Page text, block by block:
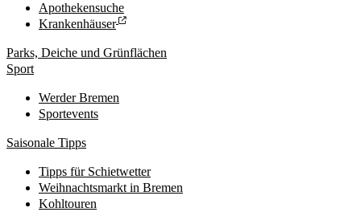
Apothekensuche
Krankenhäuser
Parks, Deiche und Grünflächen
Sport
Werder Bremen
Sportevents
Saisonale Tipps
Tipps für Schietwetter
Weihnachtsmarkt in Bremen
Kohltouren